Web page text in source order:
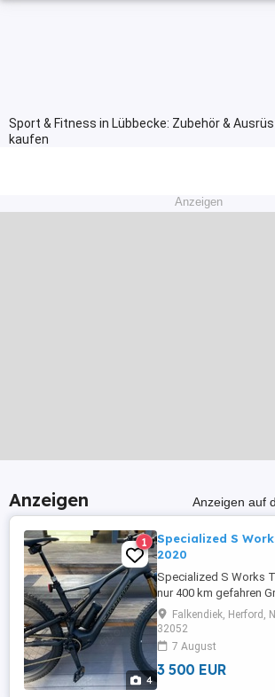
Sport & Fitness in Lübbecke: Zubehör &
kaufen
Anzeigen
Anzeigen Anzeigen auf
4
1
Specialized S
2020
Specialized S Works
nur 400 km gefahren
ein zweites Bike habe,
gefahren ( insgesamt
Jahren. Der Neupreis
Original Rechnung
sind zwei Range-
Falkendiek, Herford,
32052
7 August
3 500 EUR